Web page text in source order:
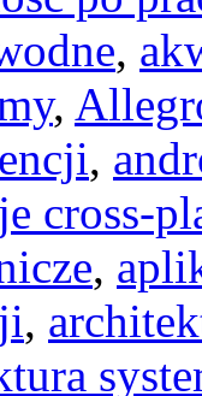
,
,
,
cross-
,
,